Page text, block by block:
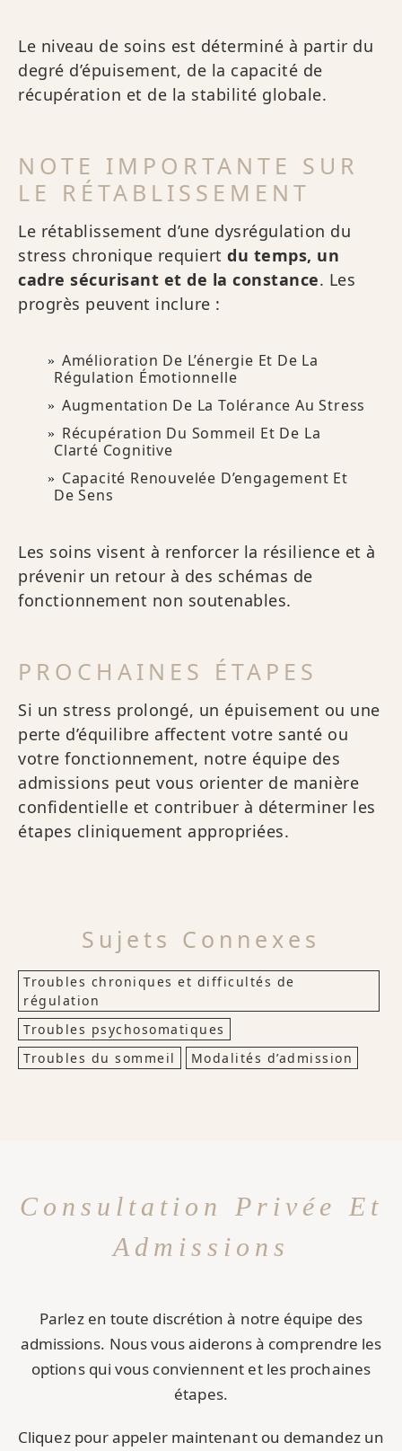
Le niveau de soins est déterminé à partir du
degré d’épuisement, de la capacité de
récupération et de la stabilité globale.
NOTE IMPORTANTE SUR
LE RÉTABLISSEMENT
Le rétablissement d’une dysrégulation du
stress chronique requiert du temps, un
cadre sécurisant et de la constance. Les
progrès peuvent inclure :
Amélioration De L’énergie Et De La
Régulation Émotionnelle
Augmentation De La Tolérance Au Stress
Récupération Du Sommeil Et De La
Clarté Cognitive
Capacité Renouvelée D’engagement Et
De Sens
Les soins visent à renforcer la résilience et à
prévenir un retour à des schémas de
fonctionnement non soutenables.
PROCHAINES ÉTAPES
Si un stress prolongé, un épuisement ou une
perte d’équilibre affectent votre santé ou
votre fonctionnement, notre équipe des
admissions peut vous orienter de manière
confidentielle et contribuer à déterminer les
étapes cliniquement appropriées.
Sujets Connexes
Troubles chroniques et difficultés de
régulation
Troubles psychosomatiques
Troubles du sommeil
Modalités d’admission
Consultation Privée Et
Admissions
Parlez en toute discrétion à notre équipe des
admissions. Nous vous aiderons à comprendre les
options qui vous conviennent et les prochaines
étapes.
Cliquez pour appeler maintenant ou demandez un